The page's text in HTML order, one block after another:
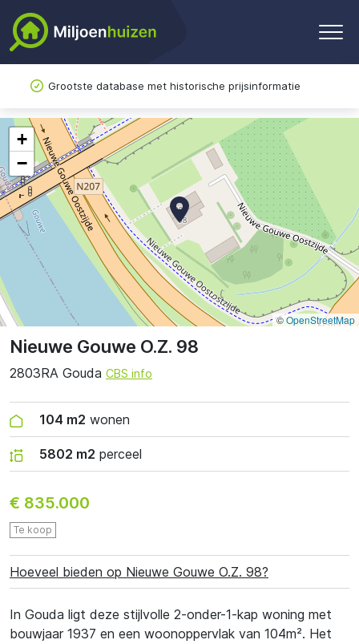
Grootste database met historische prijsinformatie
Nieuwe Gouwe O.Z. 98
2803RA Gouda CBS info
104 m2 wonen
5802 m2 perceel
€ 835.000
Te koop
Hoeveel bieden op Nieuwe Gouwe O.Z. 98?
In Gouda ligt deze stijlvolle 2-onder-1-kap woning met
bouwjaar 1937 en een woonoppervlak van 104m². Het
+
−
©OpenStreetMap